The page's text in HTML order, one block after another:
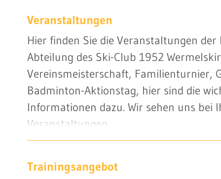
Veranstaltungen
Hier finden Sie die Veranstaltungen
Abteilung des Ski-Club 1952
Vereinsmeisterschaft, Familienturnier,
Badminton-Aktionstag, hier sind die
Informationen dazu. Wir sehen uns bei
Veranstaltungen.
Trainingsangebot